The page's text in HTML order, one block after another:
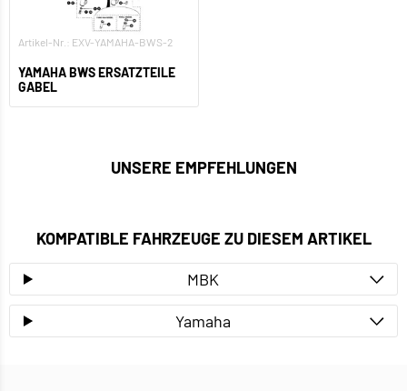
Artikel-Nr.: EXV-YAMAHA-BWS-2
YAMAHA BWS ERSATZTEILE
GABEL
UNSERE EMPFEHLUNGEN
KOMPATIBLE FAHRZEUGE ZU DIESEM ARTIKEL
MBK
Yamaha